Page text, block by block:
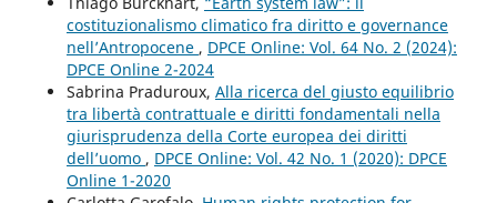
costituzionalismo climatico fra diritto e governance
nell’Antropocene , DPCE Online: Vol. 64 No. 2 (2024):
DPCE Online 2-2024
Sabrina Praduroux, Alla ricerca del giusto equilibrio
tra libertà contrattuale e diritti fondamentali nella
giurisprudenza della Corte europea dei diritti
dell’uomo , DPCE Online: Vol. 42 No. 1 (2020): DPCE
Online 1-2020